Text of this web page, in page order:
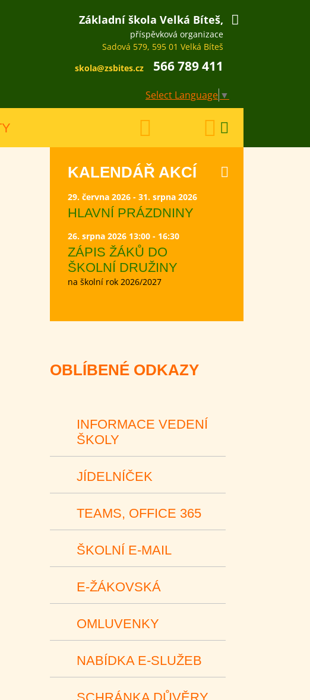
Základní škola Velká Bíteš,
příspěvková organizace
Sadová 579, 595 01 Velká Bíteš
skola@zsbites.cz
566 789 411
Select Language ▼
KALENDÁŘ AKCÍ
29. června 2026 - 31. srpna 2026
HLAVNÍ PRÁZDNINY
26. srpna 2026 13:00 - 16:30
ZÁPIS ŽÁKŮ DO
ŠKOLNÍ DRUŽINY
na školní rok 2026/2027
OBLÍBENÉ ODKAZY
INFORMACE VEDENÍ
ŠKOLY
JÍDELNÍČEK
TEAMS, OFFICE 365
ŠKOLNÍ E-MAIL
E-ŽÁKOVSKÁ
OMLUVENKY
NABÍDKA E-SLUŽEB